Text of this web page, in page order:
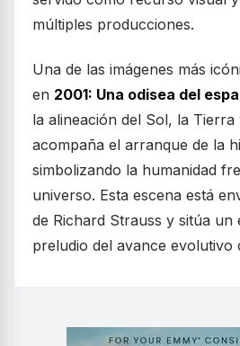
múltiples producciones.
Una de las imágenes más
en 2001: Una odisea del
la alineación del Sol, la Tierra
acompaña el arranque de la
simbolizando la humanidad
universo. Esta escena está
de Richard Strauss y sitúa un
preludio del avance evolutivo